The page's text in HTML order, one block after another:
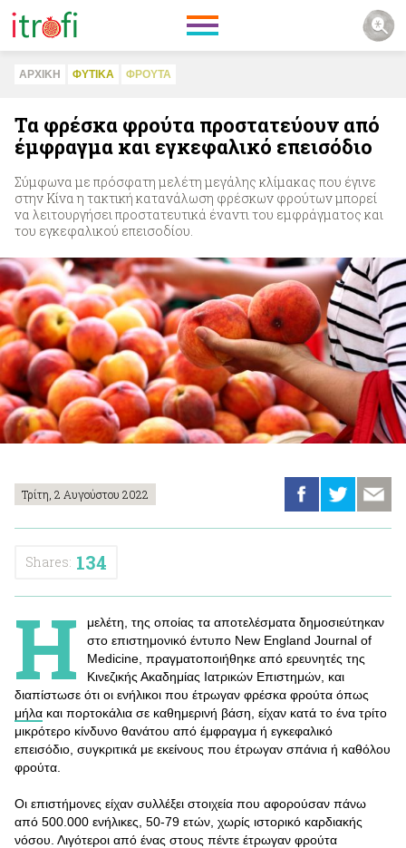
ΑΡΧΙΚΗ ΦΥΤΙΚA ΦΡΟΥΤΑ
Τα φρέσκα φρούτα προστατεύουν από
έμφραγμα και εγκεφαλικό επεισόδιο
Σύμφωνα με πρόσφατη μελέτη μεγάλης κλίμακας που έγινε
στην Κίνα η τακτική κατανάλωση φρέσκων φρούτων μπορεί
να λειτουργήσει προστατευτικά έναντι του εμφράγματος και
του εγκεφαλικού επεισοδίου.
Τρίτη, 2 Αυγούστου 2022
Shares: 134
Η
μελέτη, της οποίας τα αποτελέσματα δημοσιεύτηκαν
στο επιστημονικό έντυπο New England Journal of
Medicine, πραγματοποιήθηκε από ερευνητές της
Κινεζικής Ακαδημίας Ιατρικών Επιστημών, και
διαπίστωσε ότι οι ενήλικοι που έτρωγαν φρέσκα φρούτα όπως
μήλα και πορτοκάλια σε καθημερινή βάση, είχαν κατά το ένα τρίτο
μικρότερο κίνδυνο θανάτου από έμφραγμα ή εγκεφαλικό
επεισόδιο, συγκριτικά με εκείνους που έτρωγαν σπάνια ή καθόλου
φρούτα.
Οι επιστήμονες είχαν συλλέξει στοιχεία που αφορούσαν πάνω
από 500.000 ενήλικες, 50-79 ετών, χωρίς ιστορικό καρδιακής
νόσου. Λιγότεροι από ένας στους πέντε έτρωγαν φρούτα